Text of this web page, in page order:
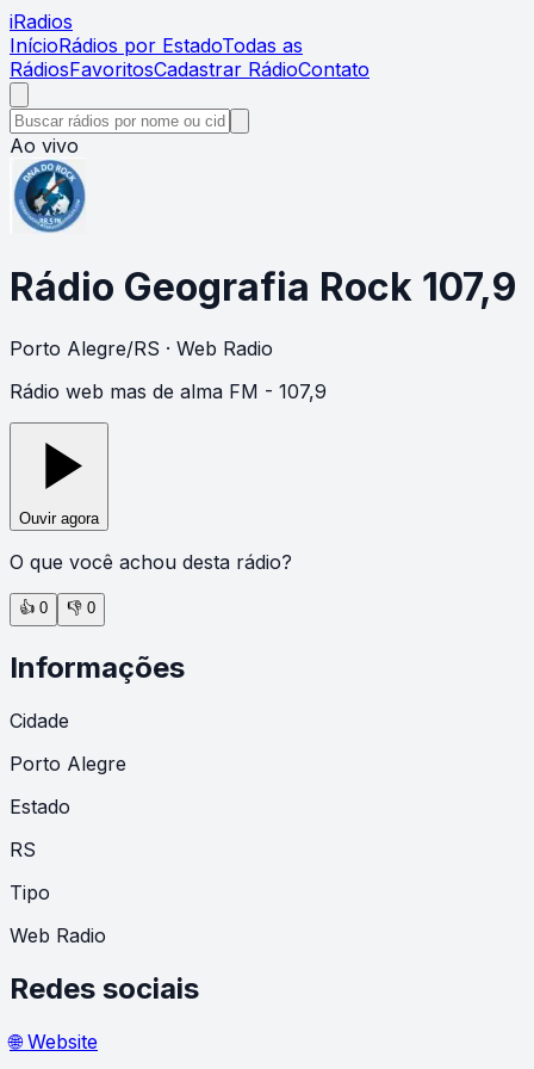
iRadios
InícioRádios por EstadoTodas as
RádiosFavoritosCadastrar RádioContato
Ao vivo
Rádio Geografia Rock 107,9
Porto Alegre/RS · Web Radio
Rádio web mas de alma FM - 107,9
Ouvir agora
O que você achou desta rádio?
👍 0 👎 0
Informações
Cidade
Porto Alegre
Estado
RS
Tipo
Web Radio
Redes sociais
🌐 Website